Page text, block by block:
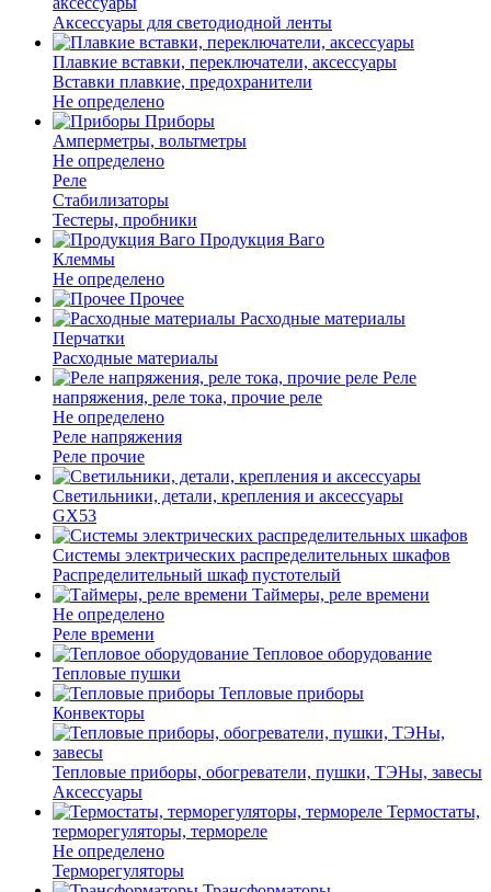
Аксессуары для светодиодной ленты
Плавкие вставки, переключатели, аксессуары
Вставки плавкие, предохранители
Не определено
Приборы
Амперметры, вольтметры
Не определено
Реле
Стабилизаторы
Тестеры, пробники
Продукция Ваго
Клеммы
Не определено
Прочее
Расходные материалы
Перчатки
Расходные материалы
Реле
напряжения, реле тока, прочие реле
Не определено
Реле напряжения
Реле прочие
Светильники, детали, крепления и аксессуары
GX53
Системы электрических распределительных шкафов
Распределительный шкаф пустотелый
Таймеры, реле времени
Не определено
Реле времени
Тепловое оборудование
Тепловые пушки
Тепловые приборы
Конвекторы
Тепловые приборы, обогреватели, пушки, ТЭНы, завесы
Аксессуары
Термостаты,
терморегуляторы, термореле
Не определено
Терморегуляторы